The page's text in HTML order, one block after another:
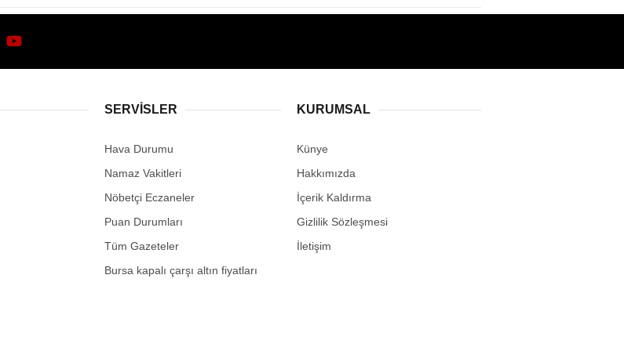
SERVİSLER
Hava Durumu
Namaz Vakitleri
Nöbetçi Eczaneler
Puan Durumları
Tüm Gazeteler
Bursa kapalı çarşı altın fiyatları
KURUMSAL
Künye
Hakkımızda
İçerik Kaldırma
Gizlilik Sözleşmesi
İletişim